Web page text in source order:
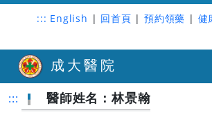
::: English | 回首頁 | 預約領藥 | 健
成大醫院
::: 醫師姓名：林景翰